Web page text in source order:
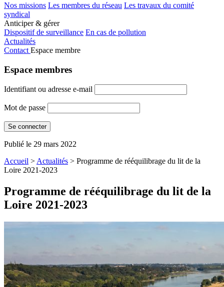
Nos missions Les membres du réseau Les travaux du comité
syndical
Anticiper & gérer
Dispositif de surveillance En cas de pollution
Actualités
Contact Espace membre
Espace membres
Identifiant ou adresse e-mail
Mot de passe
Publié le 29 mars 2022
Accueil >Actualités > Programme de rééquilibrage du lit de la
Loire 2021-2023
Programme de rééquilibrage du lit de la
Loire 2021-2023